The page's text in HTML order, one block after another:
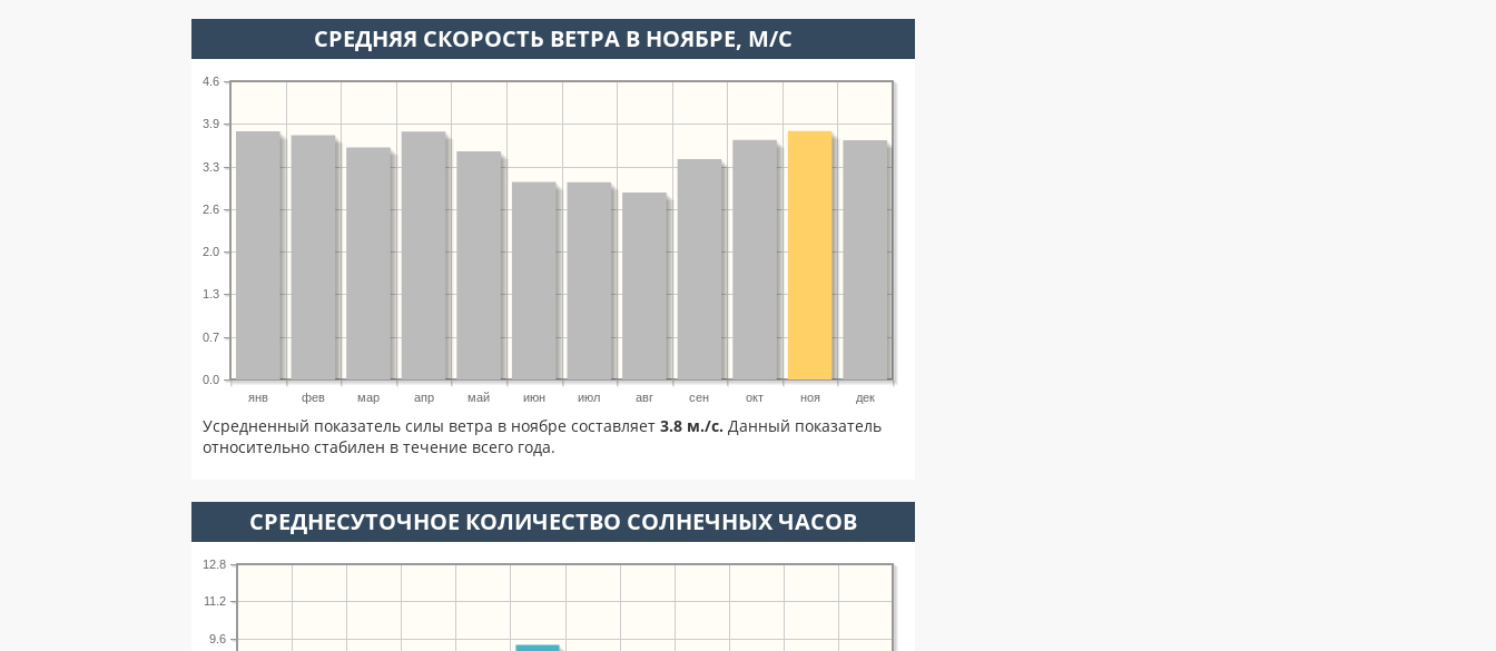
СРЕДНЯЯ СКОРОСТЬ ВЕТРА В НОЯБРЕ, М/С
янв фев мар апр май июн июл авг сен окт ноя дек
0.0
0.7
1.3
2.0
2.6
3.3
3.9
4.6
Усредненный показатель силы ветра в ноябре составляет 3.8 м./с. Данный показатель
относительно стабилен в течение всего года.
СРЕДНЕСУТОЧНОЕ КОЛИЧЕСТВО СОЛНЕЧНЫХ ЧАСОВ
9.6
11.2
12.8